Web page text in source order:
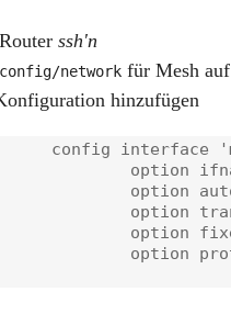
ssh'n
network für Mesh
hinzufügen
config interface
option
option
option
option
option